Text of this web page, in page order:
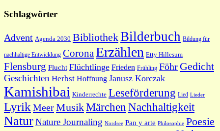
Schlagwörter
Advent Agenda 2030 BibliothekBilderbuch Bildung für
nachhaltige Entwicklung Corona Erzählen Etty Hillesum
Flensburg Flucht Flüchtlinge Frieden Frühling Föhr Gedicht
Geschichten Herbst Hoffnung Janusz Korczak
Kamishibai Kinderrechte Leseförderung Lied Lieder
Lyrik MeerMusikMärchen Nachhaltigkeit
NaturNature Journaling Nordsee Pan y arte Philosophie Poesie